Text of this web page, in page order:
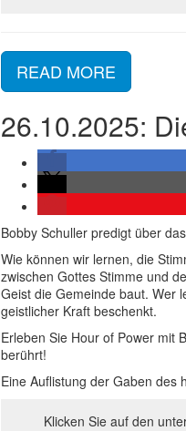
READ MORE
26.10.2025:
Bobby Schuller predigt über
Wie können wir lernen, die
zwischen Gottes Stimme und
Geist die Gemeinde baut. Wer
geistlicher Kraft beschenkt.
Erleben Sie Hour of Power mit
berührt!
Eine Auflistung der Gaben des
Klicken Sie auf den